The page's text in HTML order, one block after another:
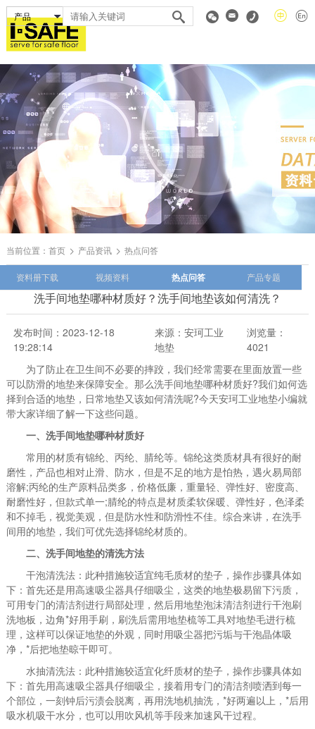
当前位置： 首页 产品资讯 热点问答
资料册下载 视频资料 热点问答 产品专题
洗手间地垫哪种材质好？洗手间地垫该如何清洗？
发布时间：2023-12-18
19:28:14
来源：安珂工业
地垫
浏览量：
4021
为了防止在卫生间不必要的摔跤，我们经常需要在里面放置一些
可以防滑的地垫来保障安全。那么洗手间地垫哪种材质好?我们如何选
择到合适的地垫，日常地垫又该如何清洗呢?今天安珂工业地垫小编就
带大家详细了解一下这些问题。
一、洗手间地垫哪种材质好
常用的材质有锦纶、丙纶、腈纶等。锦纶这类质材具有很好的耐
磨性，产品也相对止滑、防水，但是不足的地方是怕热，遇火易局部
溶解;丙纶的生产原料品类多，价格低廉，重量轻、弹性好、密度高、
耐磨性好，但款式单一;腈纶的特点是材质柔软保暖、弹性好，色泽柔
和不掉毛，视觉美观，但是防水性和防滑性不佳。综合来讲，在洗手
间用的地垫，我们可优先选择锦纶材质的。
二、洗手间地垫的清洗方法
干泡清洗法：此种措施较适宜纯毛质材的垫子，操作步骤具体如
下：首先还是用高速吸尘器具仔细吸尘，这类的地垫极易留下污质，
可用专门的清洁剂进行局部处理，然后用地垫泡沫清洁剂进行干泡刷
洗地板，边角*好用手刷，刷洗后需用地垫梳等工具对地垫毛进行梳
理，这样可以保证地垫的外观，同时用吸尘器把污垢与干泡晶体吸
净，*后把地垫晾干即可。
水抽清洗法：此种措施较适宜化纤质材的垫子，操作步骤具体如
下：首先用高速吸尘器具仔细吸尘，接着用专门的清洁剂喷洒到每一
个部位，一刻钟后污渍会脱离，再用洗地机抽洗，*好两遍以上，*后用
吸水机吸干水分，也可以用吹风机等手段来加速风干过程。